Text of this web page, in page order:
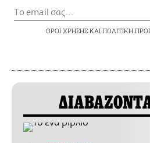
ΟΡΟΙ ΧΡΗΣΗΣΚΑΙ ΠΟΛΙΤΙΚΗ